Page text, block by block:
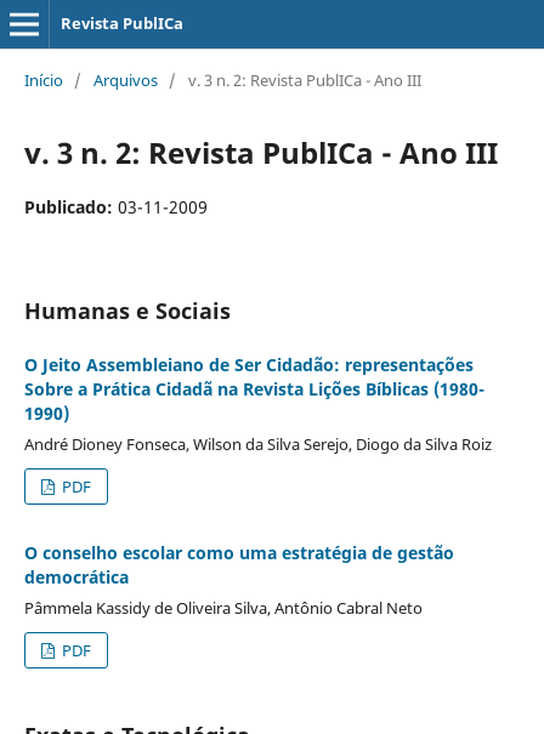
Revista PublICa
Início / Arquivos / v. 3 n. 2: Revista PublICa - Ano III
v. 3 n. 2: Revista PublICa - Ano III
Publicado: 03-11-2009
Humanas e Sociais
O Jeito Assembleiano de Ser Cidadão: representações
Sobre a Prática Cidadã na Revista Lições Bí­blicas (1980-
1990)
André Dioney Fonseca, Wilson da Silva Serejo, Diogo da Silva Roiz
PDF
O conselho escolar como uma estratégia de gestão
democrática
Pâmmela Kassidy de Oliveira Silva, Antônio Cabral Neto
PDF